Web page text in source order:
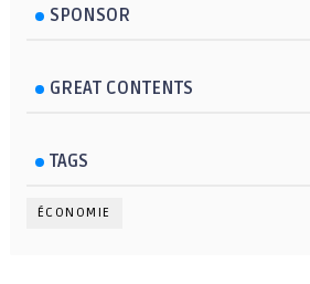
SPONSOR
GREAT CONTENTS
TAGS
ÉCONOMIE